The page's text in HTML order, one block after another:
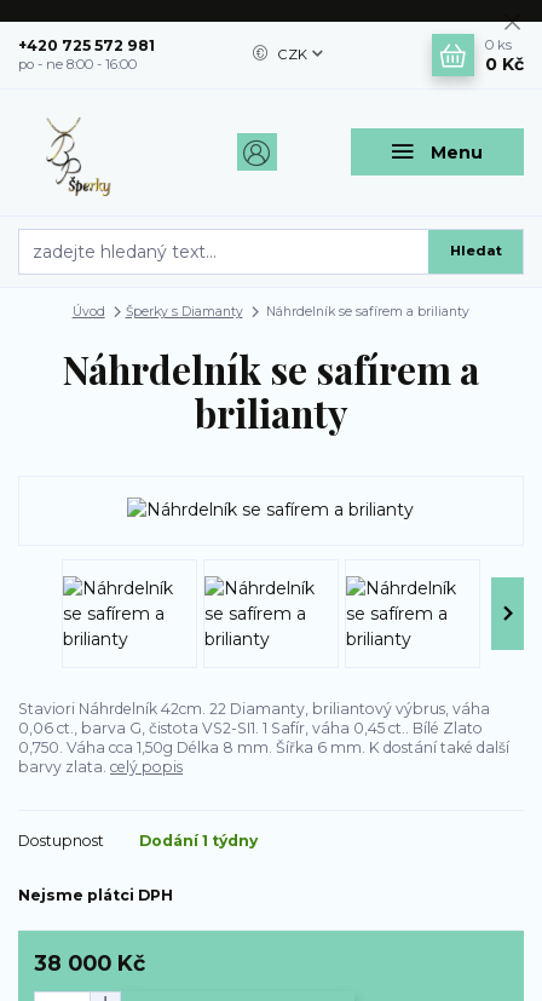
Menu
CZK
Hledat
+420 725 572 981
po - ne 8:00 - 16:00
0 ks
0 Kč
Úvod Šperky s Diamanty Náhrdelník se safírem a brilianty
Náhrdelník se safírem a
brilianty
Staviori Náhrdelník 42cm. 22 Diamanty, briliantový výbrus, váha
0,06 ct., barva G, čistota VS2-SI1. 1 Safír, váha 0,45 ct.. Bílé Zlato
0,750. Váha cca 1,50g Délka 8 mm. Šířka 6 mm. K dostání také další
barvy zlata. celý popis
Dostupnost Dodání 1 týdny
Nejsme plátci DPH
38 000 Kč